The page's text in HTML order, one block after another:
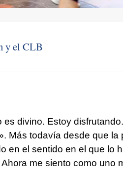
y el CLB
divino. Estoy
Más todavía desde que la
en el sentido en el que lo
me siento como uno